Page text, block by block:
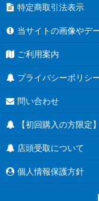
特定商取引法表示
当サイトの画像やデ
ご利用案内
プライバシーポリシ
問い合わせ
【初回購入の方限定
店頭受取について
個人情報保護方針